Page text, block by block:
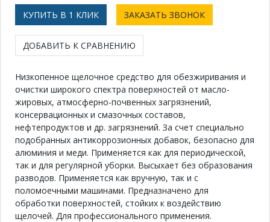
КУПИТЬ В 1 КЛИК ЗАКАЗАТЬ ЗВОНОК
ДОБАВИТЬ К СРАВНЕНИЮ
Низкопенное щелочное средство для обезжиривания и
очистки широкого спектра поверхностей от масло-
жировых, атмосферно-почвенных загрязнений,
консервационных и смазочных составов,
нефтепродуктов и др. загрязнений. За счет специально
подобранных антикоррозионных добавок, безопасно для
алюминия и меди. Применяется как для периодической,
так и для регулярной уборки. Высыхает без образования
разводов. Применяется как вручную, так и с
поломоечными машинами. Предназначено для
обработки поверхностей, стойких к воздействию
щелочей. Для профессионального применения.